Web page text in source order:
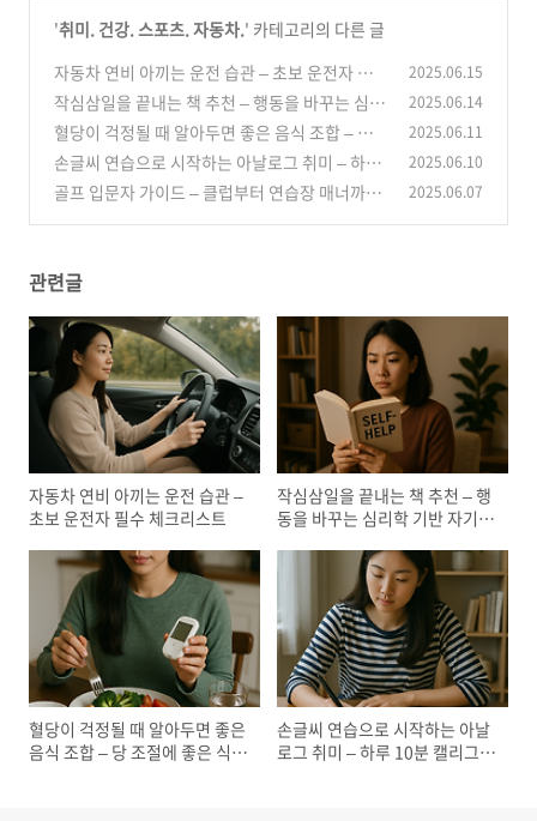
'취미. 건강. 스포츠. 자동차.' 카테고리의 다른 글
자동차 연비 아끼는 운전 습관 – 초보 운전자 필
수 체크리스트
(8)
2025.06.15
작심삼일을 끝내는 책 추천 – 행동을 바꾸는 심리
학 기반 자기계발서 (5)
2025.06.14
혈당이 걱정될 때 알아두면 좋은 음식 조합 – 당
조절에 좋은 식습관
(2)
2025.06.11
손글씨 연습으로 시작하는 아날로그 취미 – 하루
10분 캘리그라피 루틴 (5)
2025.06.10
골프 입문자 가이드 – 클럽부터 연습장 매너까지
2025.06.07
관련글
자동차 연비 아끼는 운전 습관 –
초보 운전자 필수 체크리스트
작심삼일을 끝내는 책 추천 – 행
동을 바꾸는 심리학 기반 자기계
혈당이 걱정될 때 알아두면 좋은
음식 조합 – 당 조절에 좋은 식습
손글씨 연습으로 시작하는 아날
로그 취미 – 하루 10분 캘리그라